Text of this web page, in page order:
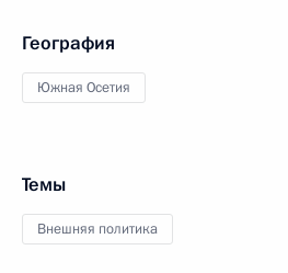
География
Южная Осетия
Темы
Внешняя политика